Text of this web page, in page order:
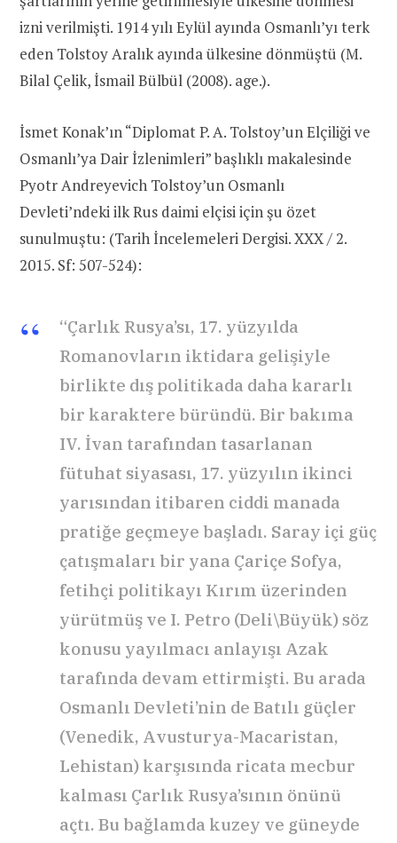
izni verilmişti. 1914 yılı Eylül ayında Osmanlı’yı terk
eden Tolstoy Aralık ayında ülkesine dönmüştü (M.
Bilal Çelik, İsmail Bülbül (2008). age.).
İsmet Konak’ın “Diplomat P. A. Tolstoy’un Elçiliği ve
Osmanlı’ya Dair İzlenimleri” başlıklı makalesinde
Pyotr Andreyevich Tolstoy’un Osmanlı
Devleti’ndeki ilk Rus daimi elçisi için şu özet
sunulmuştu: (Tarih İncelemeleri Dergisi. XXX / 2.
2015. Sf: 507-524):
“Çarlık Rusya’sı, 17. yüzyılda
Romanovların iktidara gelişiyle
birlikte dış politikada daha kararlı
bir karaktere büründü. Bir bakıma
IV. İvan tarafından tasarlanan
fütuhat siyasası, 17. yüzyılın ikinci
yarısından itibaren ciddi manada
pratiğe geçmeye başladı. Saray içi güç
çatışmaları bir yana Çariçe Sofya,
fetihçi politikayı Kırım üzerinden
yürütmüş ve I. Petro (Deli\Büyük) söz
konusu yayılmacı anlayışı Azak
tarafında devam ettirmişti. Bu arada
Osmanlı Devleti’nin de Batılı güçler
(Venedik, Avusturya-Macaristan,
Lehistan) karşısında ricata mecbur
kalması Çarlık Rusya’sının önünü
açtı. Bu bağlamda kuzey ve güneyde